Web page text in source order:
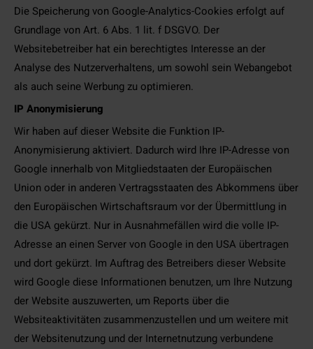
Die Speicherung von Google-Analytics-Cookies erfolgt auf
Grundlage von Art. 6 Abs. 1 lit. f DSGVO. Der
Websitebetreiber hat ein berechtigtes Interesse an der
Analyse des Nutzerverhaltens, um sowohl sein Webangebot
als auch seine Werbung zu optimieren.
IP Anonymisierung
Wir haben auf dieser Website die Funktion IP-
Anonymisierung aktiviert. Dadurch wird Ihre IP-Adresse von
Google innerhalb von Mitgliedstaaten der Europäischen
Union oder in anderen Vertragsstaaten des Abkommens über
den Europäischen Wirtschaftsraum vor der Übermittlung in
die USA gekürzt. Nur in Ausnahmefällen wird die volle IP-
Adresse an einen Server von Google in den USA übertragen
und dort gekürzt. Im Auftrag des Betreibers dieser Website
wird Google diese Informationen benutzen, um Ihre Nutzung
der Website auszuwerten, um Reports über die
Websiteaktivitäten zusammenzustellen und um weitere mit
der Websitenutzung und der Internetnutzung verbundene